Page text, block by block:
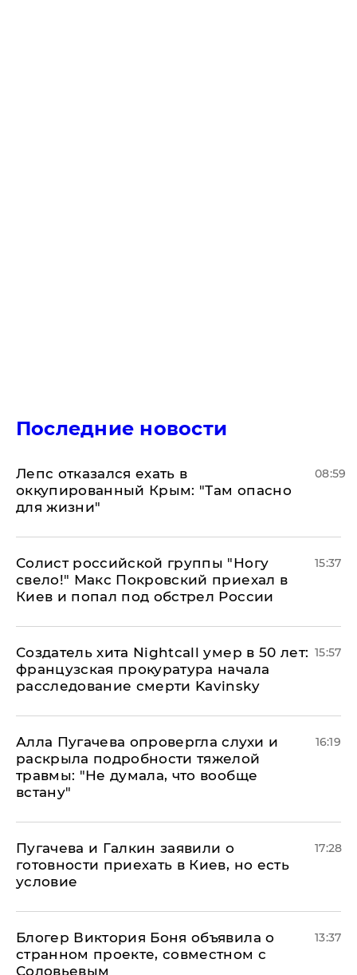
Последние новости
Лепс отказался ехать в
оккупированный Крым: "Там опасно
для жизни"
08:59
Солист российской группы "Ногу
свело!" Макс Покровский приехал в
Киев и попал под обстрел России
15:37
Создатель хита Nightcall умер в 50 лет:
французская прокуратура начала
расследование смерти Kavinsky
15:57
Алла Пугачева опровергла слухи и
раскрыла подробности тяжелой
травмы: "Не думала, что вообще
встану"
16:19
Пугачева и Галкин заявили о
готовности приехать в Киев, но есть
условие
17:28
Блогер Виктория Боня объявила о
странном проекте, совместном с
Соловьевым
13:37